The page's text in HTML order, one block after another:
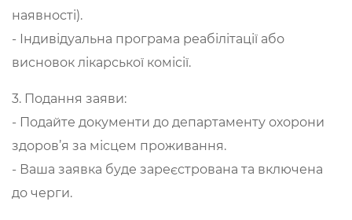
наявності).
- Індивідуальна програма реабілітації або
висновок лікарської комісії.
3. Подання заяви:
- Подайте документи до департаменту охорони
здоров’я за місцем проживання.
- Ваша заявка буде зареєстрована та включена
до черги.